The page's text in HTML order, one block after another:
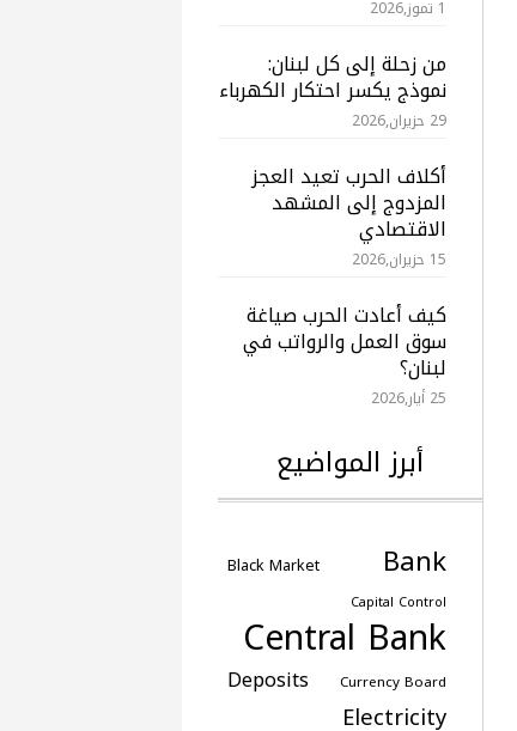
1 تموز,2026
من زحلة إلى كل لبنان:
نموذج يكسر احتكار الكهرباء
29 حزيران,2026
أكلاف الحرب تعيد العجز
المزدوج إلى المشهد
الاقتصادي
15 حزيران,2026
كيف أعادت الحرب صياغة
سوق العمل والرواتب في
لبنان؟
25 أيار,2026
أبرز المواضيع
Bank
Black Market
Capital Control
Central Bank
Currency Board
Deposits
Electricity